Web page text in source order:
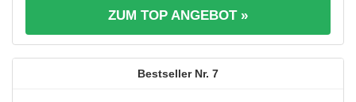
ZUM TOP ANGEBOT »
7